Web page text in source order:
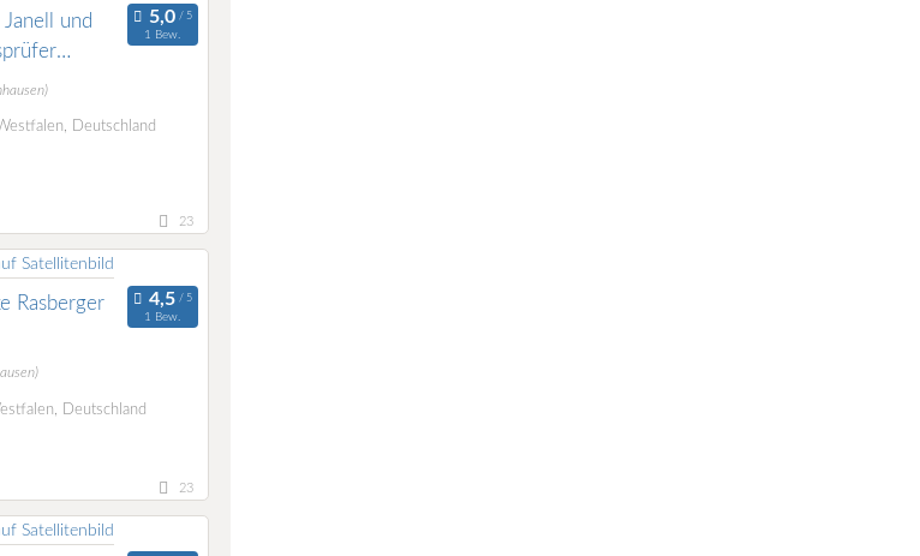
und
1 Bew.
Deutschland
23
Rasberger
1 Bew.
Deutschland
23